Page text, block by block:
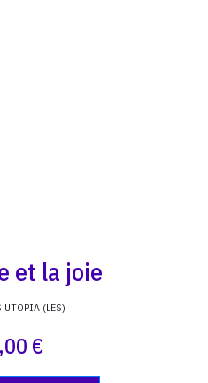
et la joie
(LES)
€